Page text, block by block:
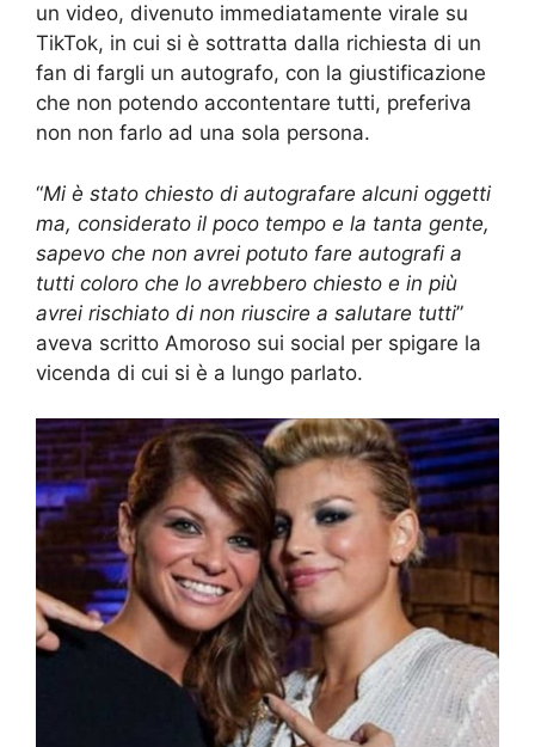
un video, divenuto immediatamente virale su
TikTok, in cui si è sottratta dalla richiesta di un
fan di fargli un autografo, con la giustificazione
che non potendo accontentare tutti, preferiva
non non farlo ad una sola persona.
“Mi è stato chiesto di autografare alcuni oggetti
ma, considerato il poco tempo e la tanta gente,
sapevo che non avrei potuto fare autografi a
tutti coloro che lo avrebbero chiesto e in più
avrei rischiato di non riuscire a salutare tutti”
aveva scritto Amoroso sui social per spigare la
vicenda di cui si è a lungo parlato.